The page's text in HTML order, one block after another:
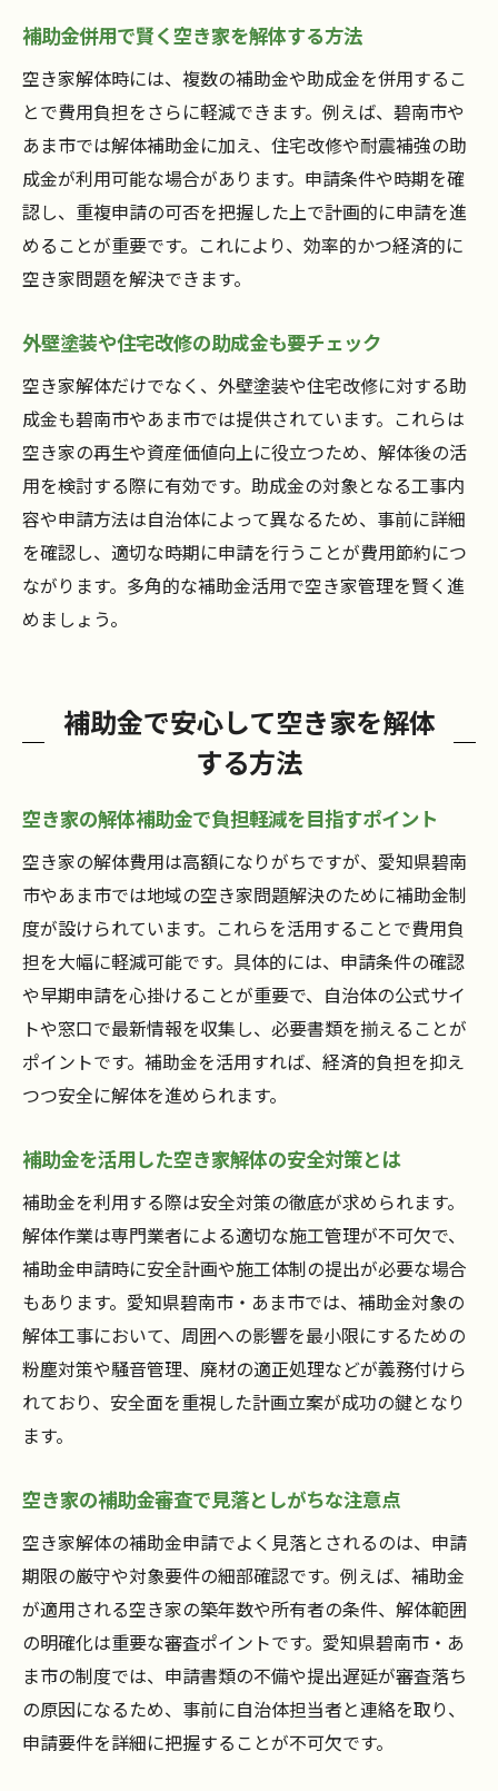
補助金併用で賢く空き家を解体する方法
空き家解体時には、複数の補助金や助成金を併用するこ
とで費用負担をさらに軽減できます。例えば、碧南市や
あま市では解体補助金に加え、住宅改修や耐震補強の助
成金が利用可能な場合があります。申請条件や時期を確
認し、重複申請の可否を把握した上で計画的に申請を進
めることが重要です。これにより、効率的かつ経済的に
空き家問題を解決できます。
外壁塗装や住宅改修の助成金も要チェック
空き家解体だけでなく、外壁塗装や住宅改修に対する助
成金も碧南市やあま市では提供されています。これらは
空き家の再生や資産価値向上に役立つため、解体後の活
用を検討する際に有効です。助成金の対象となる工事内
容や申請方法は自治体によって異なるため、事前に詳細
を確認し、適切な時期に申請を行うことが費用節約につ
ながります。多角的な補助金活用で空き家管理を賢く進
めましょう。
補助金で安心して空き家を解体
する方法
空き家の解体補助金で負担軽減を目指すポイント
空き家の解体費用は高額になりがちですが、愛知県碧南
市やあま市では地域の空き家問題解決のために補助金制
度が設けられています。これらを活用することで費用負
担を大幅に軽減可能です。具体的には、申請条件の確認
や早期申請を心掛けることが重要で、自治体の公式サイ
トや窓口で最新情報を収集し、必要書類を揃えることが
ポイントです。補助金を活用すれば、経済的負担を抑え
つつ安全に解体を進められます。
補助金を活用した空き家解体の安全対策とは
補助金を利用する際は安全対策の徹底が求められます。
解体作業は専門業者による適切な施工管理が不可欠で、
補助金申請時に安全計画や施工体制の提出が必要な場合
もあります。愛知県碧南市・あま市では、補助金対象の
解体工事において、周囲への影響を最小限にするための
粉塵対策や騒音管理、廃材の適正処理などが義務付けら
れており、安全面を重視した計画立案が成功の鍵となり
ます。
空き家の補助金審査で見落としがちな注意点
空き家解体の補助金申請でよく見落とされるのは、申請
期限の厳守や対象要件の細部確認です。例えば、補助金
が適用される空き家の築年数や所有者の条件、解体範囲
の明確化は重要な審査ポイントです。愛知県碧南市・あ
ま市の制度では、申請書類の不備や提出遅延が審査落ち
の原因になるため、事前に自治体担当者と連絡を取り、
申請要件を詳細に把握することが不可欠です。